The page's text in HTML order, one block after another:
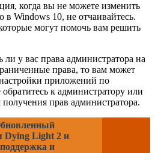
когда вы не можете изменить
Windows 10, не отчаивайтесь.
могут помочь вам решить
ли у вас права администратора на
права, то вам может
приложений по
к администратору или
прав администратора.
Dying Light 2 и
и